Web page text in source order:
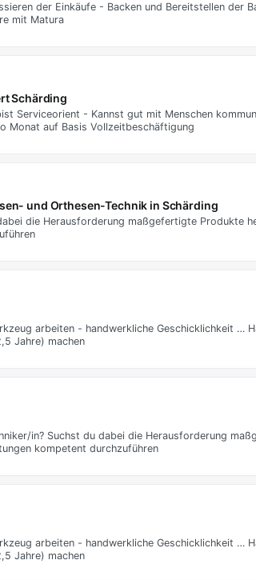
der Einkäufe - Backen und Bereitstellen der
mit Matura
Schärding
Serviceorient - Kannst gut mit Menschen
Monat auf Basis Vollzeitbeschäftigung
und Orthesen-Technik in Schärding
die Herausforderung maßgefertigte Produkte
arbeiten - handwerkliche Geschicklichkeit …
Jahre) machen
in? Suchst du dabei die Herausforderung
kompetent durchzuführen
arbeiten - handwerkliche Geschicklichkeit …
Jahre) machen